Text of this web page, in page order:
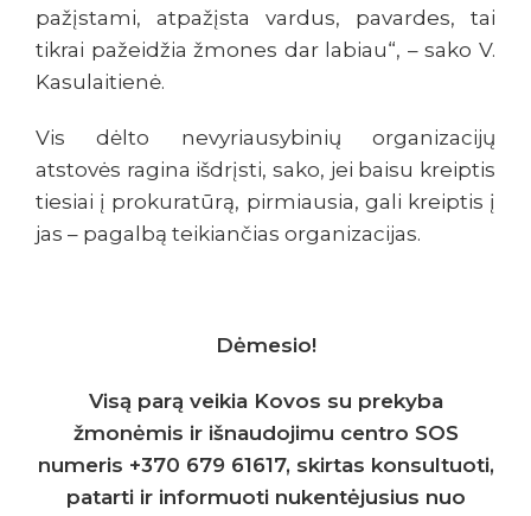
pažįstami, atpažįsta vardus, pavardes, tai
tikrai pažeidžia žmones dar labiau“, – sako V.
Kasulaitienė.
Vis dėlto nevyriausybinių organizacijų
atstovės ragina išdrįsti, sako, jei baisu kreiptis
tiesiai į prokuratūrą, pirmiausia, gali kreiptis į
jas – pagalbą teikiančias organizacijas.
Dėmesio!
Visą parą veikia Kovos su prekyba
žmonėmis ir išnaudojimu centro SOS
numeris +370 679 61617, skirtas konsultuoti,
patarti ir informuoti nukentėjusius nuo